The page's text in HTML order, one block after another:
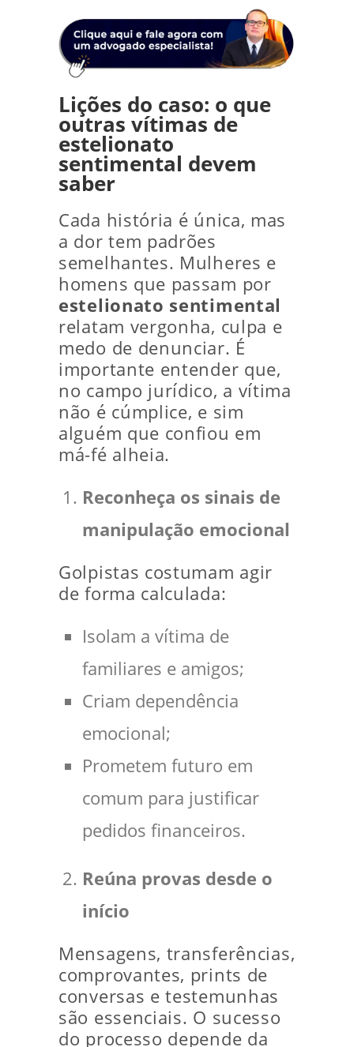
Lições do caso: o que
outras vítimas de
estelionato
sentimental devem
saber
Cada história é única, mas
a dor tem padrões
semelhantes. Mulheres e
homens que passam por
estelionato sentimental
relatam vergonha, culpa e
medo de denunciar. É
importante entender que,
no campo jurídico, a vítima
não é cúmplice, e sim
alguém que confiou em
má-fé alheia.
Reconheça os sinais de
manipulação emocional
Golpistas costumam agir
de forma calculada:
Isolam a vítima de
familiares e amigos;
Criam dependência
emocional;
Prometem futuro em
comum para justificar
pedidos financeiros.
Reúna provas desde o
início
Mensagens, transferências,
comprovantes, prints de
conversas e testemunhas
são essenciais. O sucesso
do processo depende da